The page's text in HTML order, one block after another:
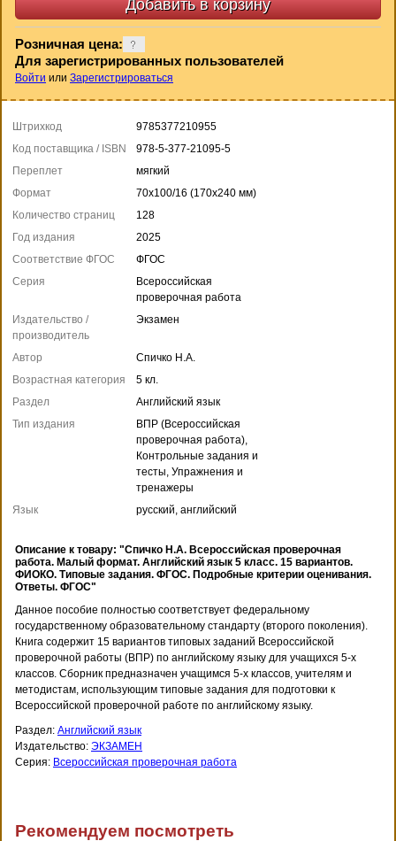
Розничная цена:
Для зарегистрированных пользователей
Войти или Зарегистрироваться
Штрихкод
9785377210955
Код поставщика / ISBN
978-5-377-21095-5
Переплет
мягкий
Формат
70x100/16 (170x240 мм)
Количество страниц
128
Год издания
2025
Соответствие ФГОС
ФГОС
Серия
Всероссийская
проверочная работа
Издательство /
производитель
Экзамен
Автор
Спичко Н.А.
Возрастная категория
5 кл.
Раздел
Английский язык
Тип издания
ВПР (Всероссийская
проверочная работа),
Контрольные задания и
тесты, Упражнения и
тренажеры
Язык
русский, английский
Описание к товару: "Спичко Н.А. Всероссийская проверочная
работа. Малый формат. Английский язык 5 класс. 15 вариантов.
ФИОКО. Типовые задания. ФГОС. Подробные критерии оценивания.
Ответы. ФГОС"
Данное пособие полностью соответствует федеральному
государственному образовательному стандарту (второго поколения).
Книга содержит 15 вариантов типовых заданий Всероссийской
проверочной работы (ВПР) по английскому языку для учащихся 5-х
классов. Сборник предназначен учащимся 5-х классов, учителям и
методистам, использующим типовые задания для подготовки к
Всероссийской проверочной работе по английскому языку.
Раздел: Английский язык
Издательство: ЭКЗАМЕН
Серия: Всероссийская проверочная работа
Рекомендуем посмотреть